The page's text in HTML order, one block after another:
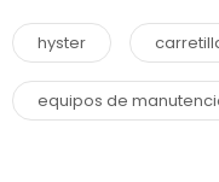
hyster
equipos de